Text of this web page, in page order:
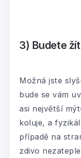
3) Budete
Možná jste
bude se vám
asi největší
koluje, a
případě na
zdivo